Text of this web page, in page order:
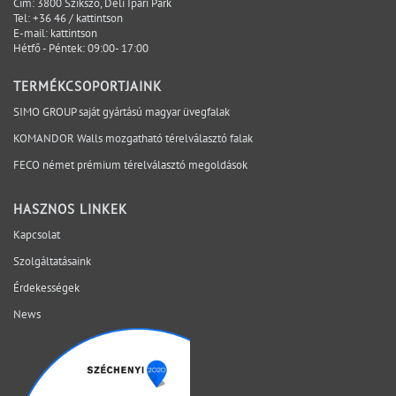
hogy minden változás kizárható. Azt jelenti, hogy a
kritikus kérdések időben láthatóvá válnak, a
megfelelő projektfázisban születnek meg. A SIMO a
rendszerben vizsgálja, hogy a bizonytalanság ne a
helyszínen váljon láthatóvá. Mely kérdéseket érdemes
lezárni még az ajánlatkérés előtt? Egyeztessen műszaki
Cím: 3800 Szikszó, Déli Ipari Park
Tel:+36 46 / kattintson
E-mail: kattintson
Hétfő - Péntek: 09:00- 17:00
TERMÉKCSOPORTJAINK
SIMO GROUP saját gyártású magyar üvegfalak
KOMANDOR Walls mozgatható térelválasztó falak
FECO német prémium térelválasztó megoldások
HASZNOS LINKEK
Kapcsolat
Szolgáltatásaink
Érdekességek
News